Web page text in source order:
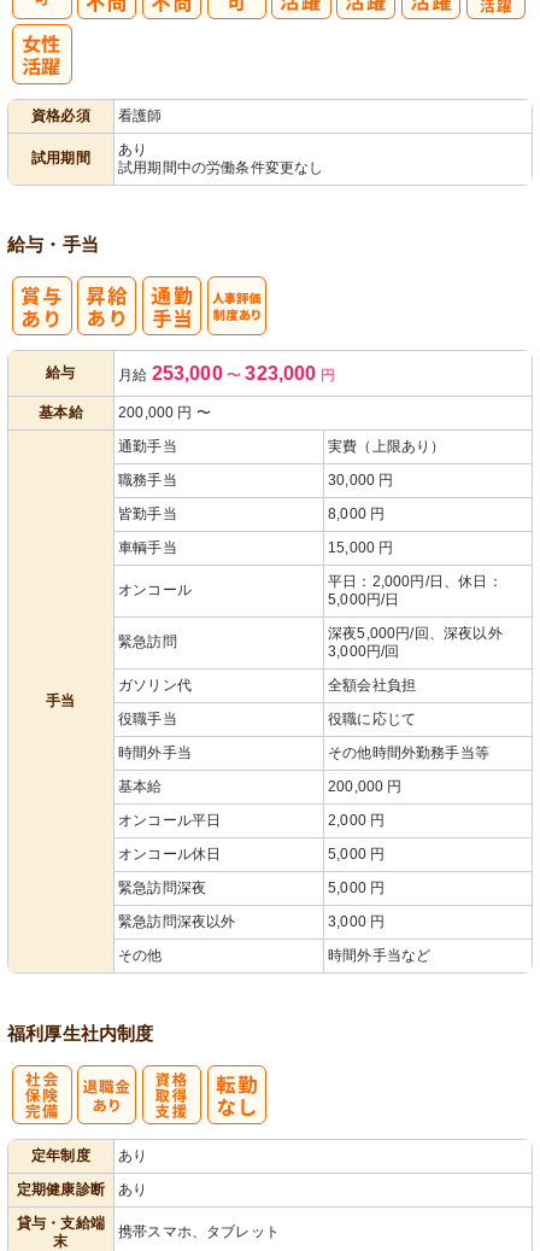
資格必須 看護師
試用期間
あり
試用期間中の労働条件変更なし
給与・手当
給与 月給 253,000 〜 323,000 円
基本給 200,000 円 〜
手当
通勤手当
実費（上限あり）
職務手当
30,000 円
皆勤手当
8,000 円
車輌手当
15,000 円
オンコール
平日：2,000円/日、休日：
5,000円/日
緊急訪問
深夜5,000円/回、深夜以外
3,000円/回
ガソリン代
全額会社負担
役職手当
役職に応じて
時間外手当
その他時間外勤務手当等
基本給
200,000 円
オンコール平日
2,000 円
オンコール休日
5,000 円
緊急訪問深夜
5,000 円
緊急訪問深夜以外
3,000 円
その他
時間外手当など
福利厚生社内制度
定年制度
あり
定期健康診断
あり
貸与・支給端
末
携帯スマホ、タブレット